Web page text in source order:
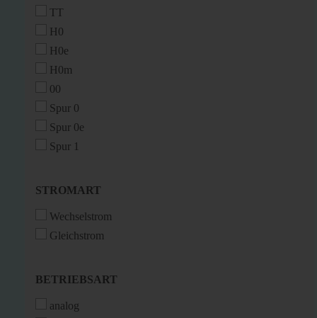
TT
H0
H0e
H0m
00
Spur 0
Spur 0e
Spur 1
STROMART
STROMART
Wechselstrom
Gleichstrom
BETRIEBSART
BETRIEBSART
analog